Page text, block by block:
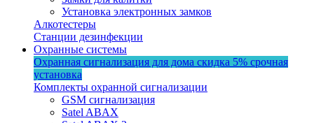
Установка электронных замков
Алкотестеры
Станции дезинфекции
Охранные системы
Охранная сигнализация для дома скидка 5% срочная
установка
Комплекты охранной сигнализации
GSM сигнализация
Satel ABAX